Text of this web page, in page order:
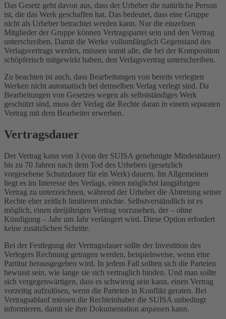
Das Gesetz geht davon aus, dass der Urheber die natürliche Person
ist, die das Werk geschaffen hat. Das bedeutet, dass eine Gruppe
nicht als Urheber betrachtet werden kann. Nur die einzelnen
Mitglieder der Gruppe können Vertragspartei sein und den Vertrag
unterschreiben. Damit die Werke vollumfänglich Gegenstand des
Verlagsvertrags werden, müssen somit alle, die bei der Komposition
schöpferisch mitgewirkt haben, den Verlagsvertrag unterschreiben.
Zu beachten ist auch, dass Bearbeitungen von bereits verlegten
Werken nicht automatisch bei demselben Verlag verlegt sind. Da
Bearbeitungen von Gesetzes wegen als selbstständiges Werk
geschützt sind, muss der Verlag die Rechte daran in einem separaten
Vertrag mit dem Bearbeiter erwerben.
Vertragsdauer
Der Vertrag kann von 3 (von der SUISA genehmigte Mindestdauer)
bis zu 70 Jahren nach dem Tod des Urhebers (gesetzlich
vorgesehene Schutzdauer für ein Werk) dauern. Im Allgemeinen
liegt es im Interesse des Verlags, einen möglichst langjährigen
Vertrag zu unterzeichnen, während der Urheber die Abtretung seiner
Rechte eher zeitlich limitieren möchte. Selbstverständlich ist es
möglich, einen dreijährigen Vertrag vorzusehen, der – ohne
Kündigung – Jahr um Jahr verlängert wird. Diese Option erfordert
keine zusätzlichen Schritte.
Bei der Festlegung der Vertragsdauer sollte der Investition des
Verlegers Rechnung getragen werden, beispielsweise, wenn eine
Partitur herausgegeben wird. In jedem Fall sollten sich die Parteien
bewusst sein, wie lange sie sich vertraglich binden. Und man sollte
sich vergegenwärtigen, dass es schwierig sein kann, einen Vertrag
vorzeitig aufzulösen, wenn die Parteien in Konflikt geraten. Bei
Vertragsablauf müssen die Rechteinhaber die SUISA unbedingt
informieren, damit sie ihre Dokumentation anpassen kann.